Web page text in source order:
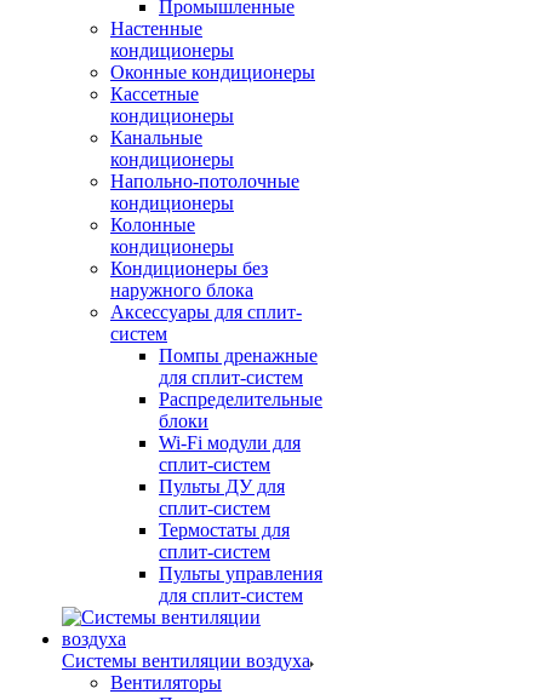
Промышленные
Настенные
кондиционеры
Оконные кондиционеры
Кассетные
кондиционеры
Канальные
кондиционеры
Напольно-потолочные
кондиционеры
Колонные
кондиционеры
Кондиционеры без
наружного блока
Аксессуары для сплит-
систем
Помпы дренажные
для сплит-систем
Распределительные
блоки
Wi-Fi модули для
сплит-систем
Пульты ДУ для
сплит-систем
Термостаты для
сплит-систем
Пульты управления
для сплит-систем
Системы вентиляции воздуха
Вентиляторы